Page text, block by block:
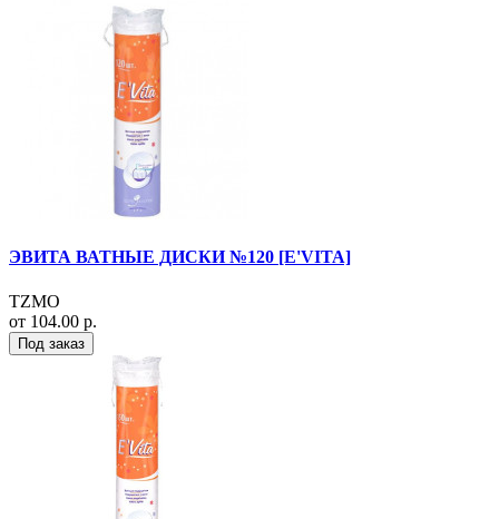
ЭВИТА ВАТНЫЕ ДИСКИ №120 [E'VITA]
TZMO
от 104.00 р.
Под заказ